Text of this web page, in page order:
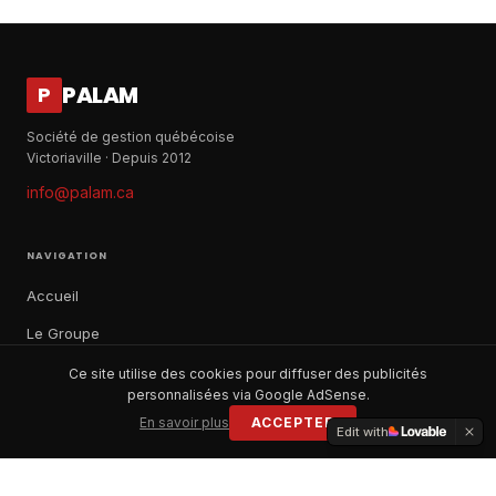
P PALAM
Société de gestion québécoise
Victoriaville · Depuis 2012
info@palam.ca
NAVIGATION
Accueil
Le Groupe
Notre histoire
Ce site utilise des cookies pour diffuser des publicités
personnalisées via Google AdSense.
En savoir plus
ACCEPTER
Edit with